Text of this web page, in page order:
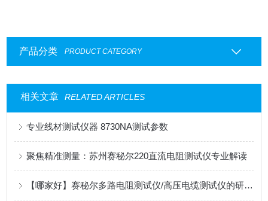
产品分类 PRODUCT CATEGORY
相关文章 RELATED ARTICLES
专业线材测试仪器 8730NA测试参数
聚焦精准测量：苏州赛秘尔220直流电阻测试仪专业解读
【哪家好】赛秘尔多路电阻测试仪/高压电缆测试仪的研发实力与产品矩阵